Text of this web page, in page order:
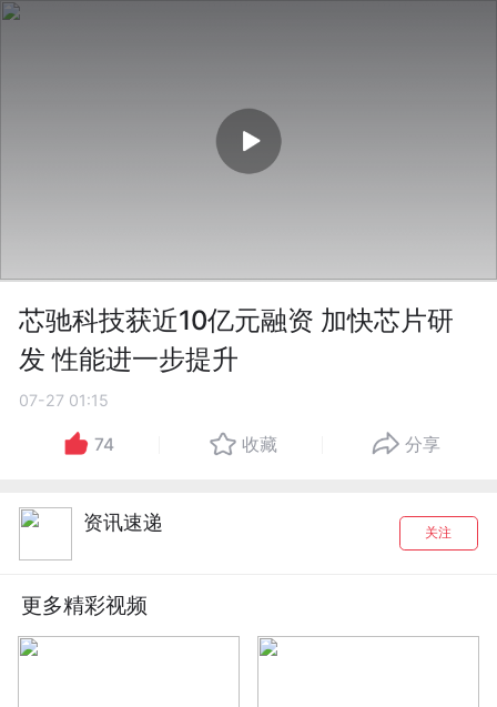
芯驰科技获近10亿元融资 加快芯片研
发 性能进一步提升
07-27 01:15
74 收藏 分享
资讯速递 关注
更多精彩视频